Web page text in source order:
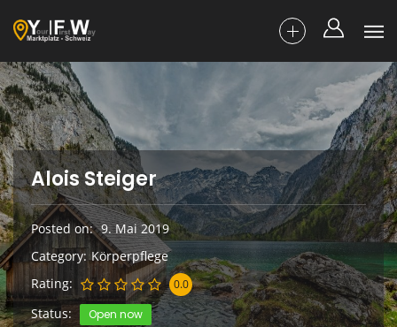
Alois Steiger
Posted on 9. Mai 2019
Category Körperpflege
Rating
0.0
Status Open now